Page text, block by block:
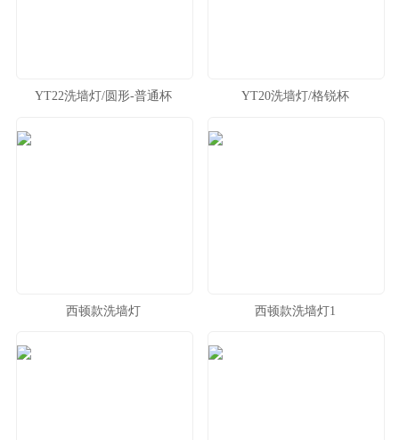
YT22洗墙灯/圆形-普通杯 YT20洗墙灯/格锐杯
西顿款洗墙灯 西顿款洗墙灯1